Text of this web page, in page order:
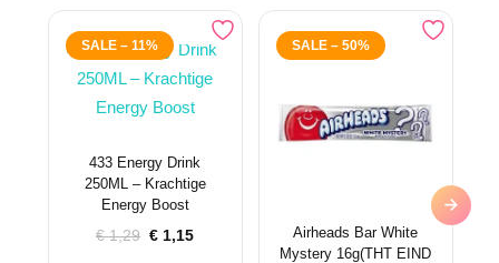
SALE – 11%
433 Energy Drink
250ML – Krachtige
Energy Boost
€1,29
Oorspronkelijke
€ 1,15
Huidige
SALE – 50%
Airheads Bar White
Mystery 16g(THT EIND